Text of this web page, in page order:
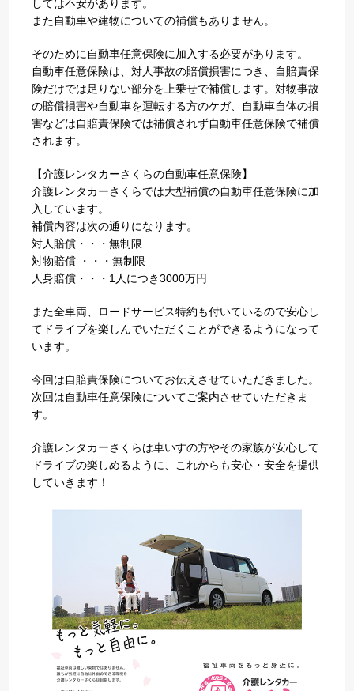
しては不安があります。
また自動車や建物についての補償もありません。
そのために自動車任意保険に加入する必要があります。
自動車任意保険は、対人事故の賠償損害につき、自賠責保
険だけでは足りない部分を上乗せで補償します。対物事故
の賠償損害や自動車を運転する方のケガ、自動車自体の損
害などは自賠責保険では補償されず自動車任意保険で補償
されます。
【介護レンタカーさくらの自動車任意保険】
介護レンタカーさくらでは大型補償の自動車任意保険に加
入しています。
補償内容は次の通りになります。
対人賠償・・・無制限
対物賠償 ・・・無制限
人身賠償・・・1人につき3000万円
また全車両、ロードサービス特約も付いているので安心し
てドライブを楽しんでいただくことができるようになって
います。
今回は自賠責保険についてお伝えさせていただきました。
次回は自動車任意保険についてご案内させていただきま
す。
介護レンタカーさくらは車いすの方やその家族が安心して
ドライブの楽しめるように、これからも安心・安全を提供
していきます！